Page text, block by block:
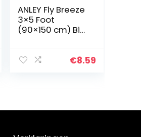
ANLEY Fly Breeze
3×5 Foot
(90×150 cm) Bi
kleuren en UV-
€8.59